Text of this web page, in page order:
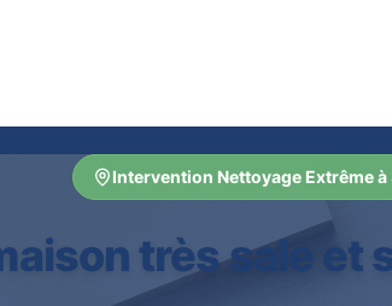
Intervention Nettoyage Extrême
très sale et